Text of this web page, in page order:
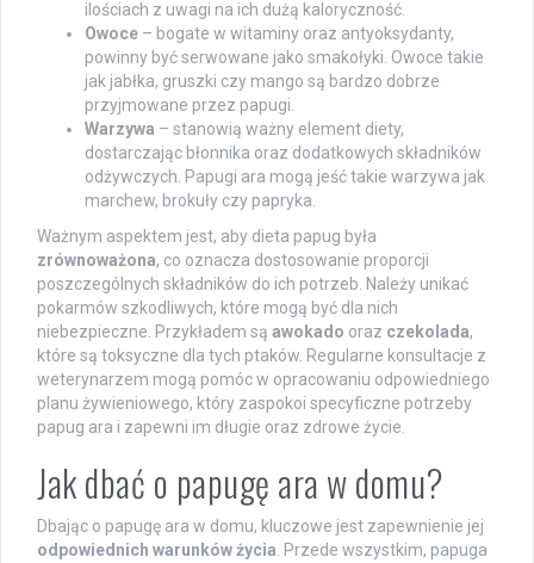
ilościach z uwagi na ich dużą kaloryczność.
Owoce – bogate w witaminy oraz antyoksydanty,
powinny być serwowane jako smakołyki. Owoce takie
jak jabłka, gruszki czy mango są bardzo dobrze
przyjmowane przez papugi.
Warzywa – stanowią ważny element diety,
dostarczając błonnika oraz dodatkowych składników
odżywczych. Papugi ara mogą jeść takie warzywa jak
marchew, brokuły czy papryka.
Ważnym aspektem jest, aby dieta papug była
zrównoważona, co oznacza dostosowanie proporcji
poszczególnych składników do ich potrzeb. Należy unikać
pokarmów szkodliwych, które mogą być dla nich
niebezpieczne. Przykładem są awokado oraz czekolada,
które są toksyczne dla tych ptaków. Regularne konsultacje z
weterynarzem mogą pomóc w opracowaniu odpowiedniego
planu żywieniowego, który zaspokoi specyficzne potrzeby
papug ara i zapewni im długie oraz zdrowe życie.
Jak dbać o papugę ara w domu?
Dbając o papugę ara w domu, kluczowe jest zapewnienie jej
odpowiednich warunków życia. Przede wszystkim, papuga